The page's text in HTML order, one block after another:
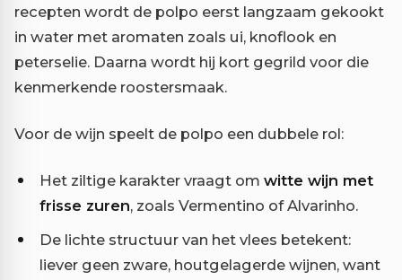
recepten wordt de polpo eerst langzaam gekookt
in water met aromaten zoals ui, knoflook en
peterselie. Daarna wordt hij kort gegrild voor die
kenmerkende roostersmaak.
Voor de wijn speelt de polpo een dubbele rol:
Het ziltige karakter vraagt om witte wijn met
frisse zuren, zoals Vermentino of Alvarinho.
De lichte structuur van het vlees betekent:
liever geen zware, houtgelagerde wijnen, want